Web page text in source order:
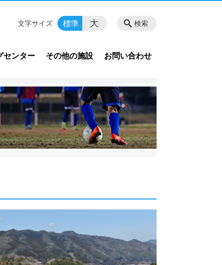
センター その他の施設 お問い合わせ
検索
文字サイズ 標準 大